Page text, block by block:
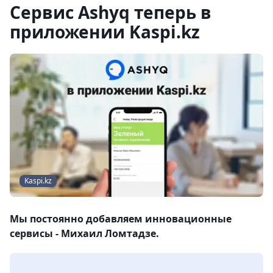
Сервис Ashyq теперь в
приложении Kaspi.kz
Kaspi.kz
Мы постоянно добавляем инновационные
сервисы - Михаил Ломтадзе.